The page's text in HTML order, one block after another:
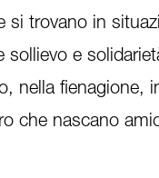
si trovano in
e
nella fienagione,
che nascano